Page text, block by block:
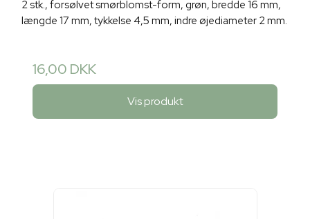
2 stk., forsølvet smørblomst-form, grøn, bredde 16 mm,
længde 17 mm, tykkelse 4,5 mm, indre øjediameter 2 mm.
16,00 DKK
Vis produkt